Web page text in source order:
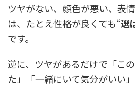
ツヤがない、顔色が悪い、表情
は、たとえ性格が良くても“選
です。
逆に、ツヤがあるだけで「こ
た」「一緒にいて気分がいい